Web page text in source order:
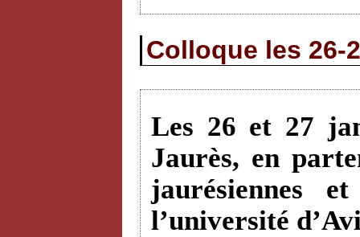
Colloque les 26-
Les 26 et 27
Jaurès, en
jaurésiennes
l’université